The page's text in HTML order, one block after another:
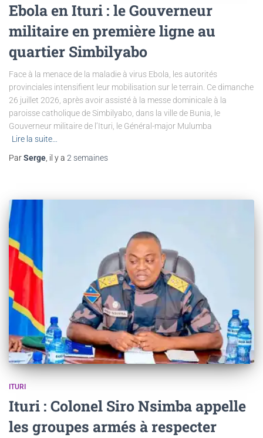
Ebola en Ituri : le Gouverneur
militaire en première ligne au
quartier Simbilyabo
Face à la menace de la maladie à virus Ebola, les autorités
provinciales intensifient leur mobilisation sur le terrain. Ce dimanche
26 juillet 2026, après avoir assisté à la messe dominicale à la
paroisse catholique de Simbilyabo, dans la ville de Bunia, le
Gouverneur militaire de l’Ituri, le Général-major Mulumba
Lire la suite…
ParSerge, il y a 2 semaines
ITURI
Ituri : Colonel Siro Nsimba appelle
les groupes armés à respecter